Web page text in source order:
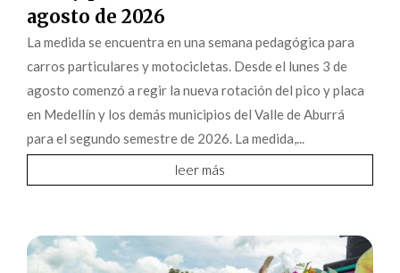
agosto de 2026
La medida se encuentra en una semana pedagógica para
carros particulares y motocicletas. Desde el lunes 3 de
agosto comenzó a regir la nueva rotación del pico y placa
en Medellín y los demás municipios del Valle de Aburrá
para el segundo semestre de 2026. La medida,...
leer más